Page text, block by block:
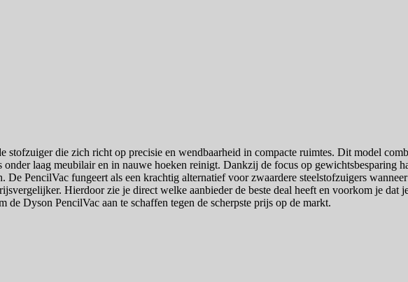
stofzuiger die zich richt op precisie en wendbaarheid in compacte ruimtes. Dit model
onder laag meubilair en in nauwe hoeken reinigt. Dankzij de focus op gewichtsbesparing
PencilVac fungeert als een krachtig alternatief voor zwaardere steelstofzuigers
Hierdoor zie je direct welke aanbieder de beste deal heeft en voorkom je
de Dyson PencilVac aan te schaffen tegen de scherpste prijs op de markt.